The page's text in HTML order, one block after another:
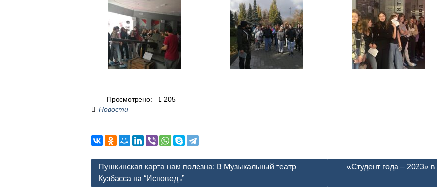
Просмотрено:
1 205
Новости
Навигация
по
Пушкинская карта нам полезна: В Музыкальный театр
Кузбасса на “Исповедь”
«Студент года – 2023»